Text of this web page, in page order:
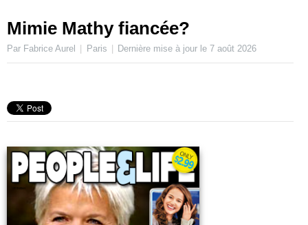
Mimie Mathy fiancée?
Par Fabrice Aurel Paris Dernière mise à jour le 7 août 2026